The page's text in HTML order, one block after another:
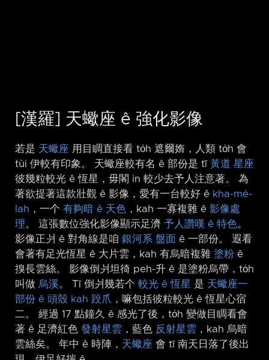
[漢羅] 天蠍座 ê 強化影像
若是 天蠍座 用目睭直接看 to̍h 遮爾媠，人類 to̍h 會
tùi 伊較有印象。 天蠍座較有名 ê 部份是 tī 黃道 星座
彼幾粒較光 ê 恆星，毋閣 in 較少去予人注意著。 為
著欲提著這款壯觀 ê 影像，愛有一台較好 ê kha-mé-
lah ，一个 有夠暗 ê 天色 ，kah 一寡複雜 ê 影像處
理。 這張數位強化影像顯示足濟 予人讚嘆 ê 特色。
影像正爿 ê 對角線是咱 銀河系 盤面 ê 一部份。 遐看
會著有足光恆星 ê 大片雲，kah 有烏暗複雜 塗粉 ê
搝長雲絲。 影像倒爿坦徛 peh-升 ê 是塗粉烏帶，to̍h
叫做 烏溪。 Tī 倒爿幾若个 較光 ê 恆星 是 天蠍座一
部份 ê 頭殼 kah 跤爪 ，嘛包括彼粒較光 ê 恆星心宿
二。 經過 17 點鐘久 ê 感光了後，to̍h 變做目睭看會
著 ê 足濟紅色 發射星雲 ，藍色 反射星雲 ，kah 烏暗
雲絲矣。 年中 ê 時陣， 天蠍座 會 tī 南天日落了後出